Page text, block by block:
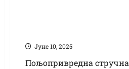
Јуне 10, 2025
Пољопривредна стручна